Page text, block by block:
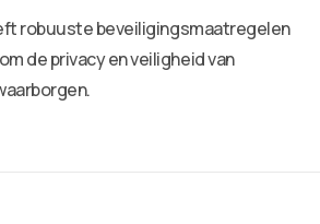
robuuste beveiligingsmaatregelen
de privacy en veiligheid van